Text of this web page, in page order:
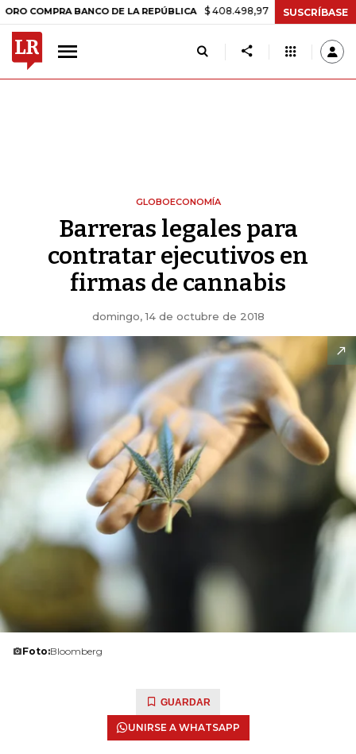
BANCO DE LA REPÚBLICA $ 408.498,97 +$ 8.753,81 +2,19%
SUSCRÍBASE
GLOBOECONOMÍA
Barreras legales para
contratar ejecutivos en
firmas de cannabis
domingo, 14 de octubre de 2018
Foto:Bloomberg
GUARDAR
UNIRSE A WHATSAPP